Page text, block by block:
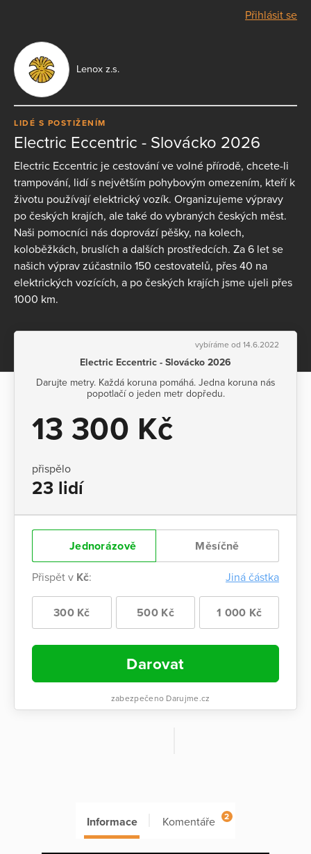
Přihlásit se
Lenox z.s.
LIDÉ S POSTIŽENÍM
Electric Eccentric - Slovácko 2026
Electric Eccentric je cestování ve volné přírodě, chcete-li
trampování, lidí s největším pohybovým omezením, kteří k
životu používají elektrický vozík. Organizujeme výpravy
po českých krajích, ale také do vybraných českých měst.
Naši pomocníci nás doprovází pěšky, na kolech,
koloběžkách, bruslích a dalších prostředcích. Za 6 let se
našich výprav zúčastnilo 150 cestovatelů, přes 40 na
elektrických vozících, a po českých krajích jsme ujeli přes
1000 km.
vybíráme od 14.6.2022
Electric Eccentric - Slovácko 2026
Darujte metry. Každá koruna pomáhá. Jedna koruna nás
popotlačí o jeden metr dopředu.
13 300 Kč
přispělo
23 lidí
Jednorázově Měsíčně
Přispět v Kč: Jiná částka
300 Kč 500 Kč 1 000 Kč
Darovat
zabezpečeno Darujme.cz
Informace Komentáře 2